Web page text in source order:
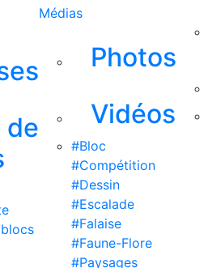
de
Médias
Photos
Vidéos
#Bloc
#Compétition
#Dessin
#Escalade
#Falaise
#Faune-Flore
#Paysages